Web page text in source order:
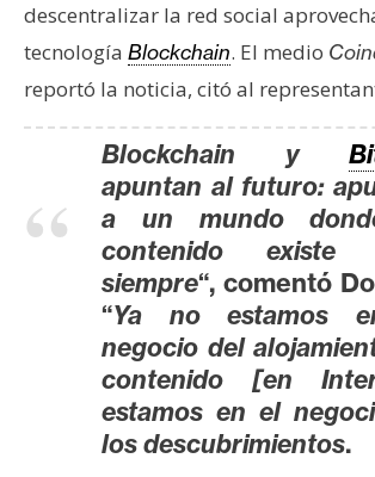
e
r
e
u
m
A
A
descentralizar la red social
tecnología Blockchain. El medio
reportó la noticia, citó al
Blockchain y
apuntan al futuro:
a un mundo
contenido existe
siempre“, comentó
“Ya no estamos
negocio del
contenido [en
estamos en el
los descubrimientos.